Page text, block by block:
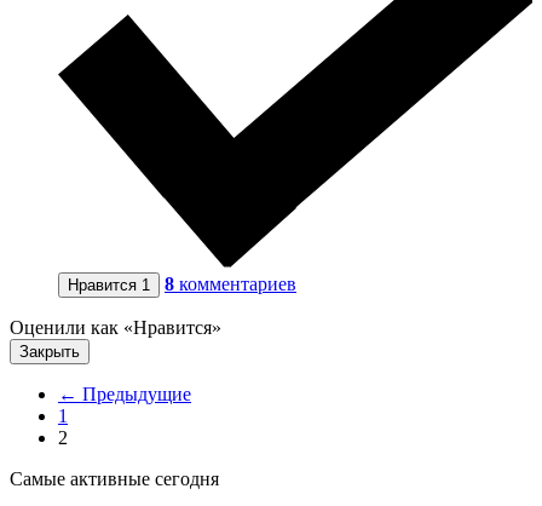
Нравится 1 8 комментариев
Оценили как «Нравится»
Закрыть
← Предыдущие
1
2
Самые активные сегодня